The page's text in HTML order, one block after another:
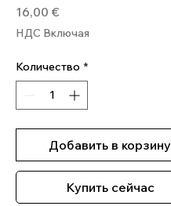
16,00 €
НДС Включая
Количество *
Добавить в корзину
Купить сейчас